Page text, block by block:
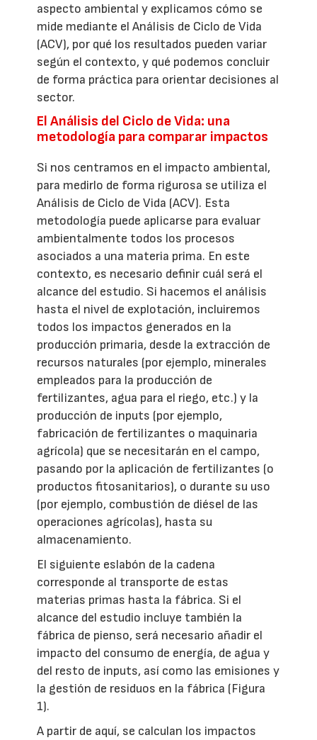
aspecto ambiental y explicamos cómo se
mide mediante el Análisis de Ciclo de Vida
(ACV), por qué los resultados pueden variar
según el contexto, y qué podemos concluir
de forma práctica para orientar decisiones al
sector.
El Análisis del Ciclo de Vida: una
metodología para comparar impactos
Si nos centramos en el impacto ambiental,
para medirlo de forma rigurosa se utiliza el
Análisis de Ciclo de Vida (ACV). Esta
metodología puede aplicarse para evaluar
ambientalmente todos los procesos
asociados a una materia prima. En este
contexto, es necesario definir cuál será el
alcance del estudio. Si hacemos el análisis
hasta el nivel de explotación, incluiremos
todos los impactos generados en la
producción primaria, desde la extracción de
recursos naturales (por ejemplo, minerales
empleados para la producción de
fertilizantes, agua para el riego, etc.) y la
producción de inputs (por ejemplo,
fabricación de fertilizantes o maquinaria
agrícola) que se necesitarán en el campo,
pasando por la aplicación de fertilizantes (o
productos fitosanitarios), o durante su uso
(por ejemplo, combustión de diésel de las
operaciones agrícolas), hasta su
almacenamiento.
El siguiente eslabón de la cadena
corresponde al transporte de estas
materias primas hasta la fábrica. Si el
alcance del estudio incluye también la
fábrica de pienso, será necesario añadir el
impacto del consumo de energía, de agua y
del resto de inputs, así como las emisiones y
la gestión de residuos en la fábrica (Figura
1).
A partir de aquí, se calculan los impactos